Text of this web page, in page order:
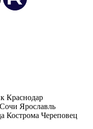
Краснодар
Сочи Ярославль
Кострома Череповец